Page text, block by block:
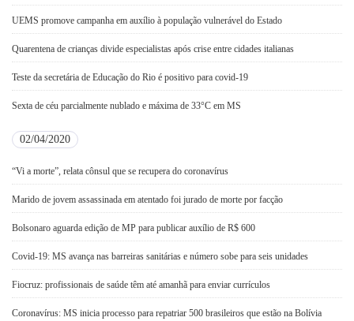
UEMS promove campanha em auxílio à população vulnerável do Estado
Quarentena de crianças divide especialistas após crise entre cidades italianas
Teste da secretária de Educação do Rio é positivo para covid-19
Sexta de céu parcialmente nublado e máxima de 33°C em MS
02/04/2020
“Vi a morte”, relata cônsul que se recupera do coronavírus
Marido de jovem assassinada em atentado foi jurado de morte por facção
Bolsonaro aguarda edição de MP para publicar auxílio de R$ 600
Covid-19: MS avança nas barreiras sanitárias e número sobe para seis unidades
Fiocruz: profissionais de saúde têm até amanhã para enviar currículos
Coronavírus: MS inicia processo para repatriar 500 brasileiros que estão na Bolívia